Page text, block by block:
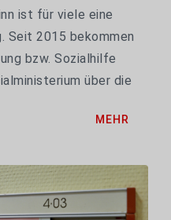
ist für viele eine
Seit 2015 bekommen
bzw. Sozialhilfe
über die
von Schulartikeln. Ab
MEHR